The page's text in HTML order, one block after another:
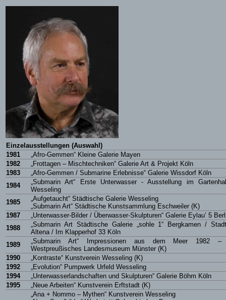
Einzelausstellungen (Auswahl)
1981
„Afro-Gemmen“ Kleine Galerie Mayen
1982
„Frottagen – Mischtechniken“ Galerie Art & Projekt Köln
1983
„Afro-Gemmen / Submarine Erlebnisse“ Galerie Wissdorf Köln
1984
„Submarin Art“ Erste Unterwasser - Ausstellung im
Wesseling
1985
„Aufgetaucht“ Städtische Galerie Wesseling
„Submarin Art“ Städtische Kunstsammlung Eschweiler (K)
1987
„Unterwasser-Bilder / Überwasser-Skulpturen“ Galerie Eylau’ 5
1988
„Submarin Art Städtische Galerie „sohle 1“ Bergkamen /
Altena / Im Klapperhof 33 Köln
1989
„Submarin Art“ Impressionen aus dem Meer 1982 –
Westpreußisches Landesmuseum Münster (K)
1990
„Kontraste“ Kunstverein Wesseling (K)
1992
„Evolution“ Pumpwerk Urfeld Wesseling
1994
„Unterwasserlandschaften und Skulpturen“ Galerie Böhm Köln
1995
„Neue Arbeiten“ Kunstverein Erftstadt (K)
„Ana + Nommo – Mythen“ Kunstverein Wesseling